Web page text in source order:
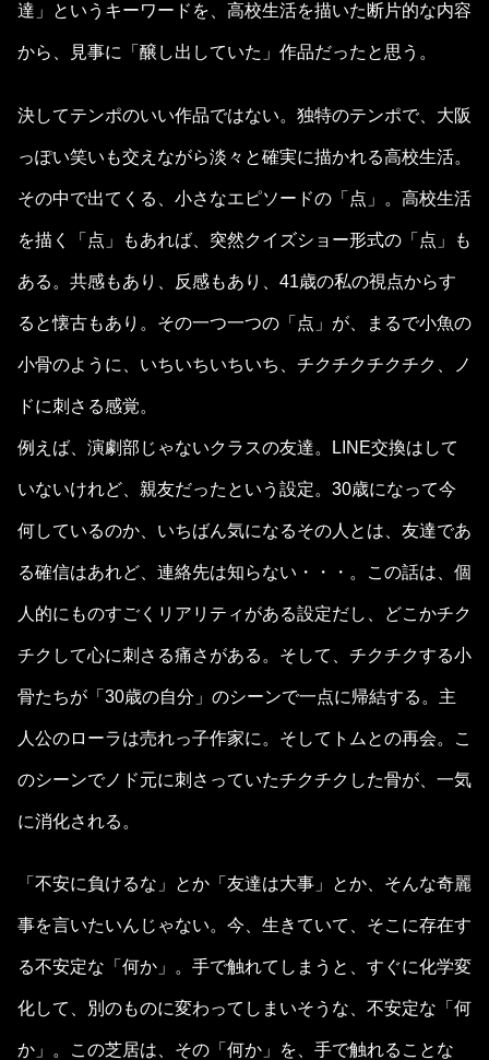
達」というキーワードを、高校生活を描いた断片的な内容
から、見事に「醸し出していた」作品だったと思う。
決してテンポのいい作品ではない。独特のテンポで、大阪
っぽい笑いも交えながら淡々と確実に描かれる高校生活。
その中で出てくる、小さなエピソードの「点」。高校生活
を描く「点」もあれば、突然クイズショー形式の「点」も
ある。共感もあり、反感もあり、41歳の私の視点からす
ると懐古もあり。その一つ一つの「点」が、まるで小魚の
小骨のように、いちいちいちいち、チクチクチクチク、ノ
ドに刺さる感覚。
例えば、演劇部じゃないクラスの友達。LINE交換はして
いないけれど、親友だったという設定。30歳になって今
何しているのか、いちばん気になるその人とは、友達であ
る確信はあれど、連絡先は知らない・・・。この話は、個
人的にものすごくリアリティがある設定だし、どこかチク
チクして心に刺さる痛さがある。そして、チクチクする小
骨たちが「30歳の自分」のシーンで一点に帰結する。主
人公のローラは売れっ子作家に。そしてトムとの再会。こ
のシーンでノド元に刺さっていたチクチクした骨が、一気
に消化される。
「不安に負けるな」とか「友達は大事」とか、そんな奇麗
事を言いたいんじゃない。今、生きていて、そこに存在す
る不安定な「何か」。手で触れてしまうと、すぐに化学変
化して、別のものに変わってしまいそうな、不安定な「何
か」。この芝居は、その「何か」を、手で触れることな